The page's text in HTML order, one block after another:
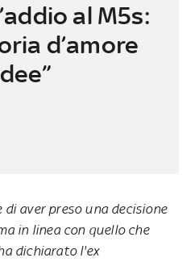
al M5s:
d’amore
di aver preso una decisione
in linea con quello che
dichiarato l'ex